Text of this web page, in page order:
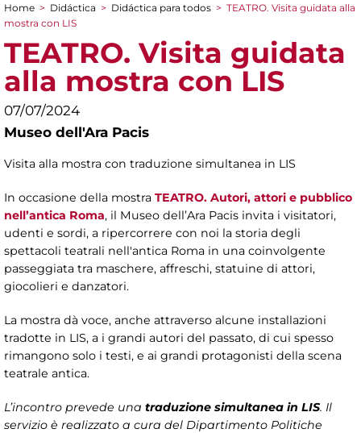
You are here
Home > Didáctica > Didáctica para todos > TEATRO. Visita guidata alla
mostra con LIS
TEATRO. Visita guidata
alla mostra con LIS
07/07/2024
Museo dell'Ara Pacis
Visita alla mostra con traduzione simultanea in LIS
In occasione della mostra TEATRO. Autori, attori e pubblico
nell’antica Roma, il Museo dell’Ara Pacis invita i visitatori,
udenti e sordi, a ripercorrere con noi la storia degli
spettacoli teatrali nell'antica Roma in una coinvolgente
passeggiata tra maschere, affreschi, statuine di attori,
giocolieri e danzatori.
La mostra dà voce, anche attraverso alcune installazioni
tradotte in LIS, a i grandi autori del passato, di cui spesso
rimangono solo i testi, e ai grandi protagonisti della scena
teatrale antica.
L’incontro prevede una traduzione simultanea in LIS. Il
servizio è realizzato a cura del Dipartimento Politiche